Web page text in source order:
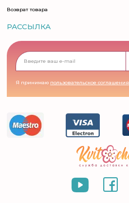
Возврат товара
РАССЫЛКА
Я принимаю пользовательское соглашения